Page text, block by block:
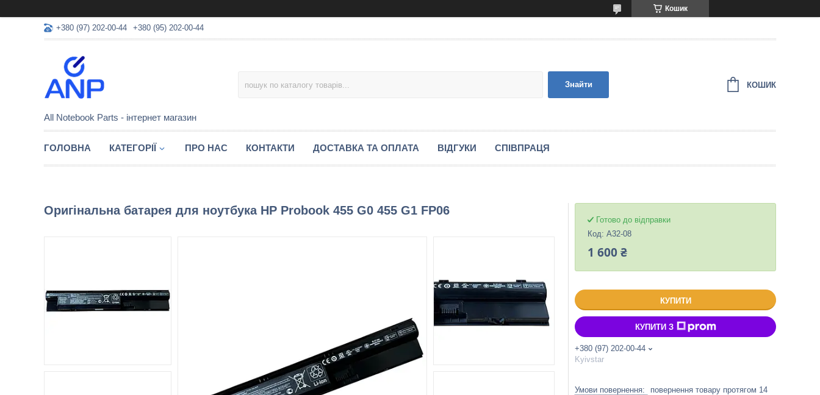
Кошик
+380 (97) 202-00-44 +380 (95) 202-00-44
All Notebook Parts - інтернет магазин
Знайти КОШИК
ГОЛОВНА КАТЕГОРІЇ ПРО НАС КОНТАКТИ ДОСТАВКА ТА ОПЛАТА ВІДГУКИ СПІВПРАЦЯ
Оригінальна батарея для ноутбука HP Probook 455 G0 455 G1 FP06
Готово до відправки
Код: A32-08
1 600 ₴
КУПИТИ
КУПИТИ З
+380 (97) 202-00-44
Kyivstar
повернення товару протягом 14